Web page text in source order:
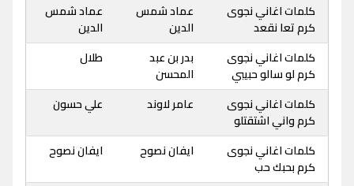
كلمات اغاني نجوى
كرم تعا نقعد
عماد شمس
الدين
عماد شمس
الدين
كلمات اغاني نجوى
كرم لو سالو حبيبي
بدر بن عبد
المحسن
طلال
كلمات اغاني نجوى
كرم واني اشتقتلو
عامر لاوند علي حسون
كلمات اغاني نجوى
كرم بحبك حب
ايفان نصوح ايفان نصوح